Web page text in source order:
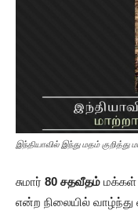
இந்தியாவில் இந்து மதம் குறித்து
சுமார் 80 சதவீதம்
என்ற நிலையில் வாழ்ந்து